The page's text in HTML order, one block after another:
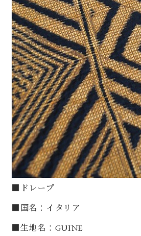
■ドレープ
■国名：イタリア
■生地名：GUINE